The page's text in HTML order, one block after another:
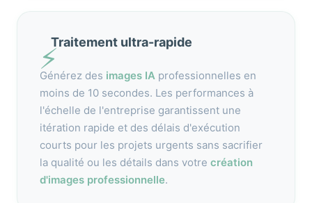
⚡Traitement ultra-rapide
Générez des images IA professionnelles en
moins de 10 secondes. Les performances à
l'échelle de l'entreprise garantissent une
itération rapide et des délais d'exécution
courts pour les projets urgents sans sacrifier
la qualité ou les détails dans votre création
d'images professionnelle.